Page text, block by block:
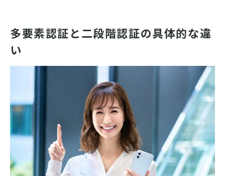
多要素認証と二段階認証の具体的な違
い